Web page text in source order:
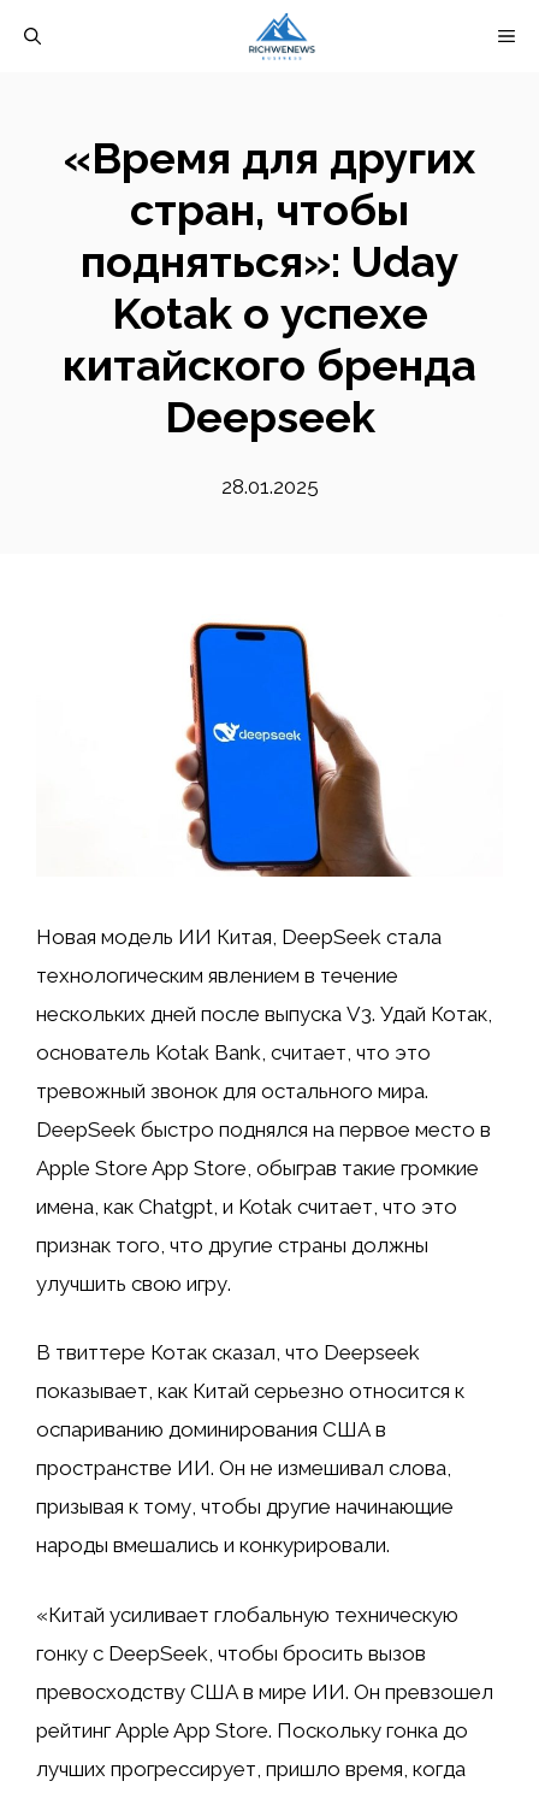
«Время для других
стран, чтобы
подняться»: Uday
Kotak о успехе
китайского бренда
Deepseek
28.01.2025
Новая модель ИИ Китая, DeepSeek стала
технологическим явлением в течение
нескольких дней после выпуска V3. Удай Котак,
основатель Kotak Bank, считает, что это
тревожный звонок для остального мира.
DeepSeek быстро поднялся на первое место в
Apple Store App Store, обыграв такие громкие
имена, как Chatgpt, и Kotak считает, что это
признак того, что другие страны должны
улучшить свою игру.
В твиттере Котак сказал, что Deepseek
показывает, как Китай серьезно относится к
оспариванию доминирования США в
пространстве ИИ. Он не измешивал слова,
призывая к тому, чтобы другие начинающие
народы вмешались и конкурировали.
«Китай усиливает глобальную техническую
гонку с DeepSeek, чтобы бросить вызов
превосходству США в мире ИИ. Он превзошел
рейтинг Apple App Store. Поскольку гонка до
лучших прогрессирует, пришло время, когда